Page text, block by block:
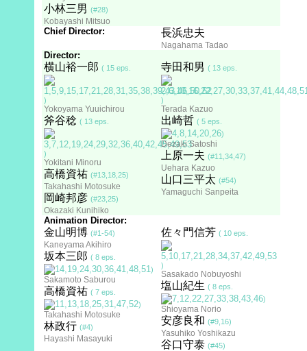
小林三男 (#28)
Kobayashi Mitsuo
Chief Director: 長浜忠夫
Nagahama Tadao
Director:
横山裕一郎 ( 15 eps.
)
Yokoyama Yuuichirou
斧谷稔 ( 13 eps.
)
Yokitani Minoru
高橋資祐 (#13,18,25)
Takahashi Motosuke
岡崎邦彦 (#23,25)
Okazaki Kunihiko
寺田和男 ( 13 eps.
)
Terada Kazuo
出崎哲 ( 5 eps.
)
Dezaki Satoshi
上原一夫 (#11,34,47)
Uehara Kazuo
山口三平太 (#54)
Yamaguchi Sanpeita
Animation Director:
金山明博 (#1-54)
Kaneyama Akihiro
坂本三郎 ( 8 eps.
)
Sakamoto Saburou
高橋資祐 ( 7 eps.
)
Takahashi Motosuke
林政行 (#4)
Hayashi Masayuki
佐々門信芳 ( 10 eps.
)
Sasakado Nobuyoshi
塩山紀生 ( 8 eps.
)
Shioyama Norio
安彦良和 (#9,16)
Yasuhiko Yoshikazu
谷口守泰 (#45)